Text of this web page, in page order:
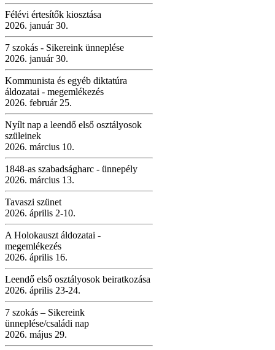
Félévi értesítők kiosztása
2026. január 30.
7 szokás - Sikereink ünneplése
2026. január 30.
Kommunista és egyéb diktatúra
áldozatai - megemlékezés
2026. február 25.
Nyílt nap a leendő első osztályosok
szüleinek
2026. március 10.
1848-as szabadságharc - ünnepély
2026. március 13.
Tavaszi szünet
2026. április 2-10.
A Holokauszt áldozatai -
megemlékezés
2026. április 16.
Leendő első osztályosok beiratkozása
2026. április 23-24.
7 szokás – Sikereink
ünneplése/családi nap
2026. május 29.